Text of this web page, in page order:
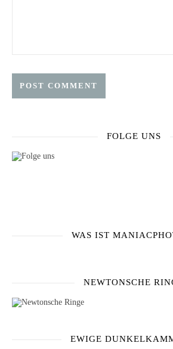
FOLGE UNS
WAS IST
NEWTONSCHE
EWIGE